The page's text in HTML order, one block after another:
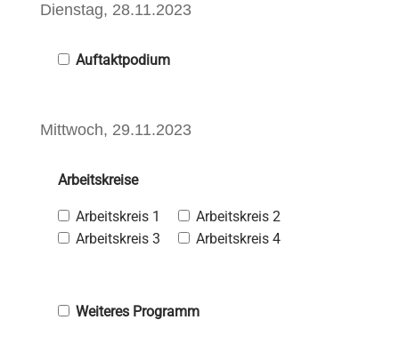
Dienstag, 28.11.2023
Auftaktpodium
Mittwoch, 29.11.2023
Arbeitskreise
Arbeitskreis 1
Arbeitskreis 2
Arbeitskreis 3
Arbeitskreis 4
Weiteres Programm